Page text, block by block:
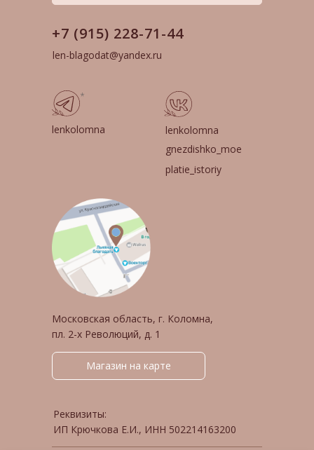
Магазин на карте
Реквизиты:
ИП Крючкова Е.И., ИНН 502214163200
len-blagodat@yandex.ru
+7 (915) 228-71-44
lenkolomna
gnezdishko_moe
platie_istoriy
lenkolomna
Московская область, г. Коломна,
пл. 2-х Революций, д. 1
*